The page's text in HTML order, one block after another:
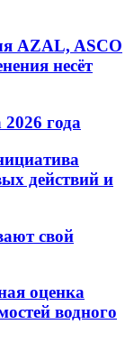
AZAL, ASCO
несёт
года
действий и
свой
оценка
водного